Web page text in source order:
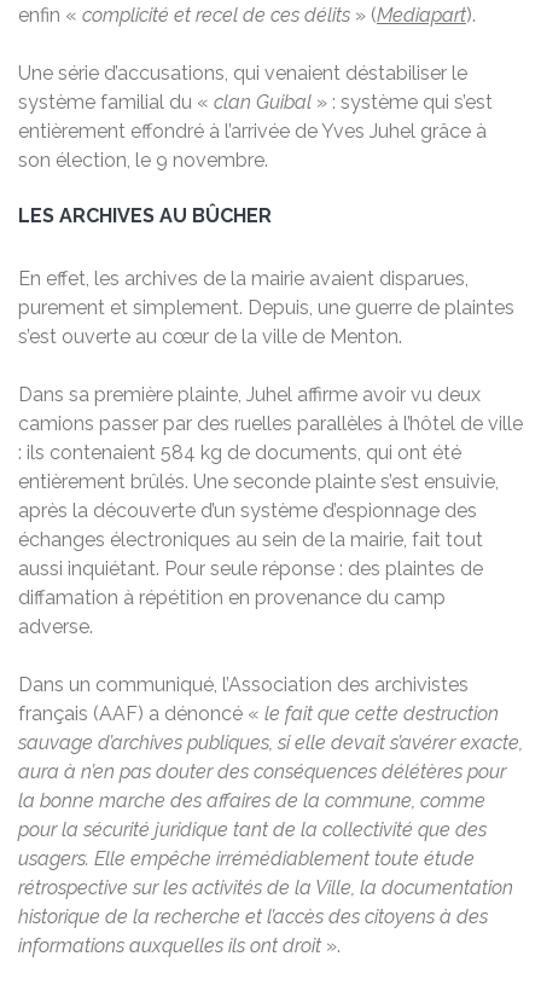
enfin « complicité et recel de ces délits » (Mediapart).
Une série d’accusations, qui venaient déstabiliser le
système familial du « clan Guibal » : système qui s’est
entièrement effondré à l’arrivée de Yves Juhel grâce à
son élection, le 9 novembre.
LES ARCHIVES AU BÛCHER
En effet, les archives de la mairie avaient disparues,
purement et simplement. Depuis, une guerre de plaintes
s’est ouverte au cœur de la ville de Menton.
Dans sa première plainte, Juhel affirme avoir vu deux
camions passer par des ruelles parallèles à l’hôtel de ville
: ils contenaient 584 kg de documents, qui ont été
entièrement brûlés. Une seconde plainte s’est ensuivie,
après la découverte d’un système d’espionnage des
échanges électroniques au sein de la mairie, fait tout
aussi inquiétant. Pour seule réponse : des plaintes de
diffamation à répétition en provenance du camp
adverse.
Dans un communiqué, l’Association des archivistes
français (AAF) a dénoncé « le fait que cette destruction
sauvage d’archives publiques, si elle devait s’avérer exacte,
aura à n’en pas douter des conséquences délétères pour
la bonne marche des affaires de la commune, comme
pour la sécurité juridique tant de la collectivité que des
usagers. Elle empêche irrémédiablement toute étude
rétrospective sur les activités de la Ville, la documentation
historique de la recherche et l’accès des citoyens à des
informations auxquelles ils ont droit ».